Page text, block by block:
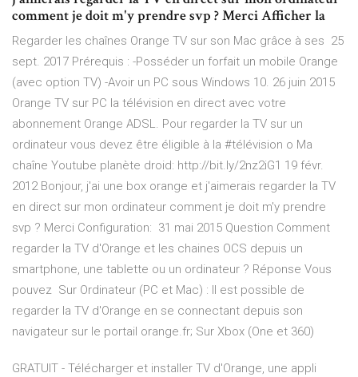
comment je doit m'y prendre svp ? Merci Afficher la
Regarder les chaînes Orange TV sur son Mac grâce à ses 25
sept. 2017 Prérequis : -Posséder un forfait un mobile Orange
(avec option TV) -Avoir un PC sous Windows 10. 26 juin 2015
Orange TV sur PC la télévision en direct avec votre
abonnement Orange ADSL. Pour regarder la TV sur un
ordinateur vous devez être éligible à la #télévision o Ma
chaîne Youtube planète droid: http://bit.ly/2nz2iG1 19 févr.
2012 Bonjour, j'ai une box orange et j'aimerais regarder la TV
en direct sur mon ordinateur comment je doit m'y prendre
svp ? Merci Configuration: 31 mai 2015 Question Comment
regarder la TV d'Orange et les chaines OCS depuis un
smartphone, une tablette ou un ordinateur ? Réponse Vous
pouvez Sur Ordinateur (PC et Mac) : Il est possible de
regarder la TV d'Orange en se connectant depuis son
navigateur sur le portail orange.fr; Sur Xbox (One et 360)
GRATUIT - Télécharger et installer TV d'Orange, une appli